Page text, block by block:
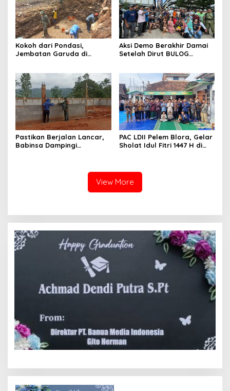
Kokoh dari Pondasi,
Jembatan Garuda di
Beban Maksimal
Aksi Demo Berakhir Damai
Setelah Dirut BULOG
Blora melalui PT GMM
Sesuai Harga Pemerintah
Pastikan Berjalan Lancar,
Babinsa Dampingi
PAC LDII Pelem Blora, Gelar
Sholat Idul Fitri 1447 H di
View More